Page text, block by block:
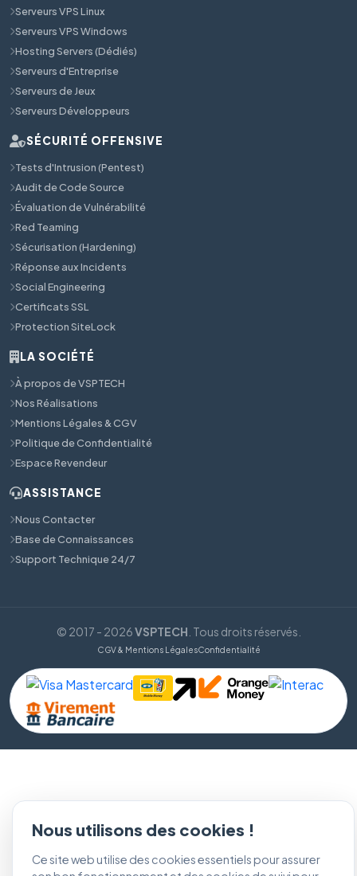
Serveurs VPS Linux
Serveurs VPS Windows
Hosting Servers (Dédiés)
Serveurs d'Entreprise
Serveurs de Jeux
Serveurs Développeurs
SÉCURITÉ OFFENSIVE
Tests d'Intrusion (Pentest)
Audit de Code Source
Évaluation de Vulnérabilité
Red Teaming
Sécurisation (Hardening)
Réponse aux Incidents
Social Engineering
Certificats SSL
Protection SiteLock
LA SOCIÉTÉ
À propos de VSPTECH
Nos Réalisations
Mentions Légales & CGV
Politique de Confidentialité
Espace Revendeur
ASSISTANCE
Nous Contacter
Base de Connaissances
Support Technique 24/7
© 2017 - 2026VSPTECH . Tous droits réservés.
CGV & Mentions LégalesConfidentialité
Nous utilisons des cookies !
Ce site web utilise des cookies essentiels pour assurer